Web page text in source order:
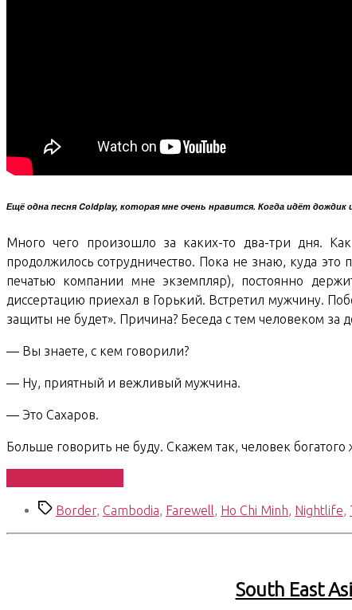
Ещё одна песня Coldplay, которая мне очень нравится. Когда идёт
Много чего произошло за каких-то два-три дня.
продолжилось сотрудничество. Пока не знаю, куда
печатью компании мне экземпляр), постоянно
диссертацию приехал в Горький. Встретил мужчину.
защиты не будет». Причина? Беседа с тем человеком за
— Вы знаете, с кем говорили?
— Ну, приятный и вежливый мужчина.
— Это Сахаров.
Больше говорить не буду. Скажем так, человек
Asian
Trip.
МеткиBorder, Cambodia, Farewell, Ho Chi Minh, Nightlife,
South East